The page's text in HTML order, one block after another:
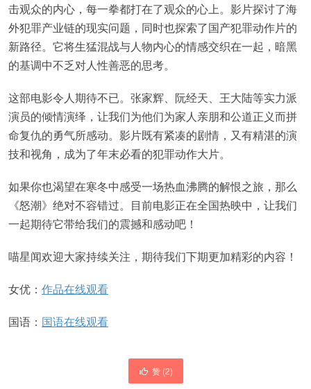
击观众的内心，每一拳都打在了观众的心上。影片探讨了海
外犯罪产业链的现实问题，同时也探索了国产犯罪动作片的
新路径。它将生猛混战与人物内心的情感交织在一起，暗黑
的基调中不乏对人性善恶的思考。
这部电影令人期待不已。张家辉、阮经天、王大陆等实力派
演员的倾情演绎，让我们为他们为家人亲朋和公道正义而拼
命复仇的勇气所感动。影片既有紧凑的剧情，又有精湛的演
技和视角，成为了年末必看的犯罪动作大片。
如果你也渴望在寒冬中感受一场热血沸腾的解恨之旅，那么
《怒潮》绝对不容错过。目前电影正在全国热映中，让我们
一起期待它带给我们的震撼和感动吧！
喵星闻欢迎大家持续关注，期待我们下期更加精彩的内容！
女优： 作品在线观看
国语： 国语在线观看
赞 (2)